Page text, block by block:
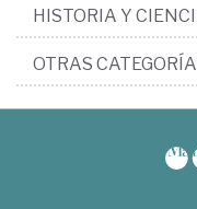
HISTORIA Y
OTRAS